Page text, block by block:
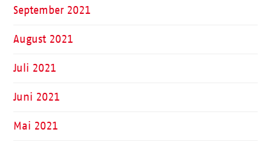
September 2021
August 2021
Juli 2021
Juni 2021
Mai 2021